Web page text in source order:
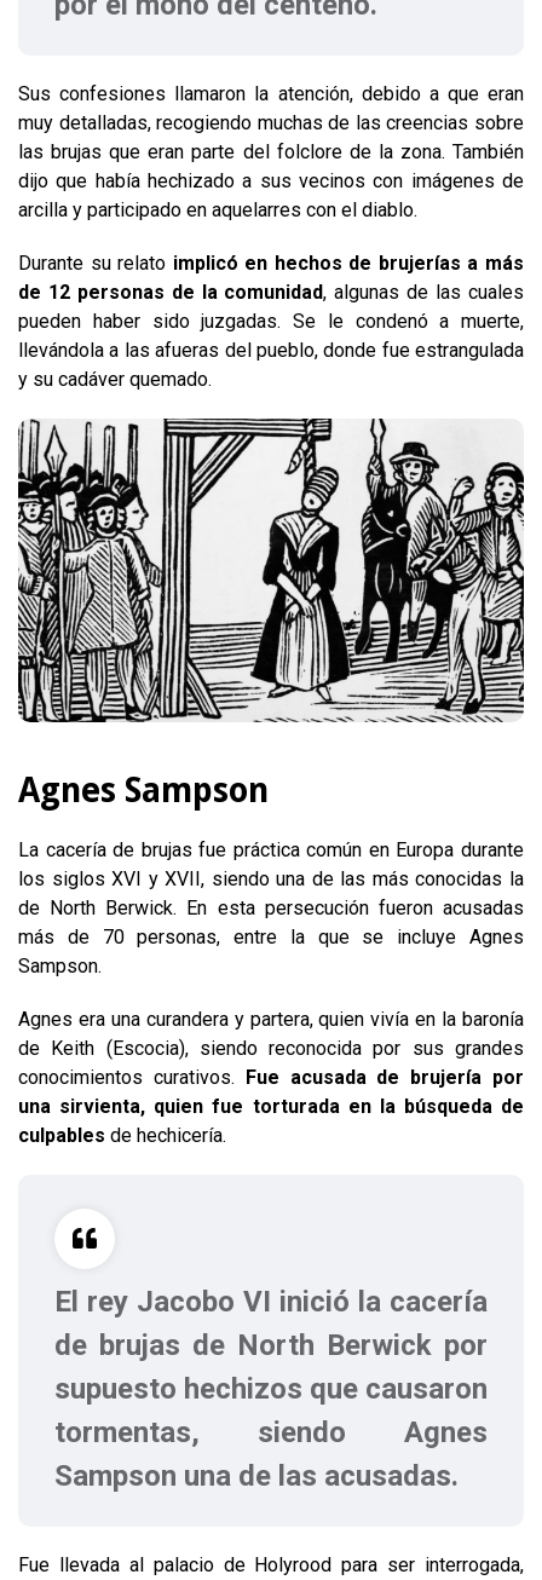
Sus confesiones llamaron la atención, debido a que eran
muy detalladas, recogiendo muchas de las creencias sobre
las brujas que eran parte del folclore de la zona. También
dijo que había hechizado a sus vecinos con imágenes de
arcilla y participado en aquelarres con el diablo.
Durante su relato implicó en hechos de brujerías a más
de 12 personas de la comunidad, algunas de las cuales
pueden haber sido juzgadas. Se le condenó a muerte,
llevándola a las afueras del pueblo, donde fue estrangulada
y su cadáver quemado.
Agnes Sampson
La cacería de brujas fue práctica común en Europa durante
los siglos XVI y XVII, siendo una de las más conocidas la
de North Berwick. En esta persecución fueron acusadas
más de 70 personas, entre la que se incluye Agnes
Sampson.
Agnes era una curandera y partera, quien vivía en la baronía
de Keith (Escocia), siendo reconocida por sus grandes
conocimientos curativos. Fue acusada de brujería por
una sirvienta, quien fue torturada en la búsqueda de
culpables de hechicería.
El rey Jacobo VI inició la cacería
de brujas de North Berwick por
supuesto hechizos que causaron
tormentas, siendo Agnes
Sampson una de las acusadas.
Fue llevada al palacio de Holyrood para ser interrogada,